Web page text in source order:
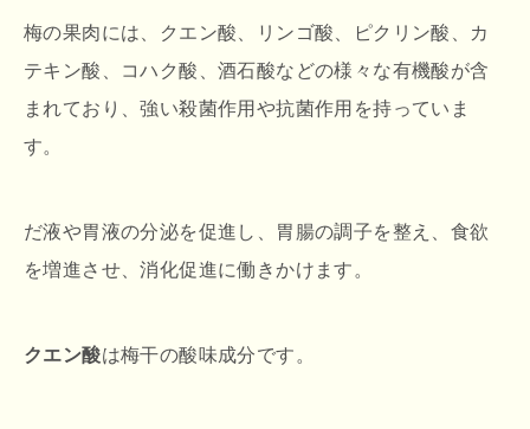
梅の果肉には、クエン酸、リンゴ酸、ピクリン酸、カ
テキン酸、コハク酸、酒石酸などの様々な有機酸が含
まれており、強い殺菌作用や抗菌作用を持っていま
す。
だ液や胃液の分泌を促進し、胃腸の調子を整え、食欲
を増進させ、消化促進に働きかけます。
クエン酸は梅干の酸味成分です。